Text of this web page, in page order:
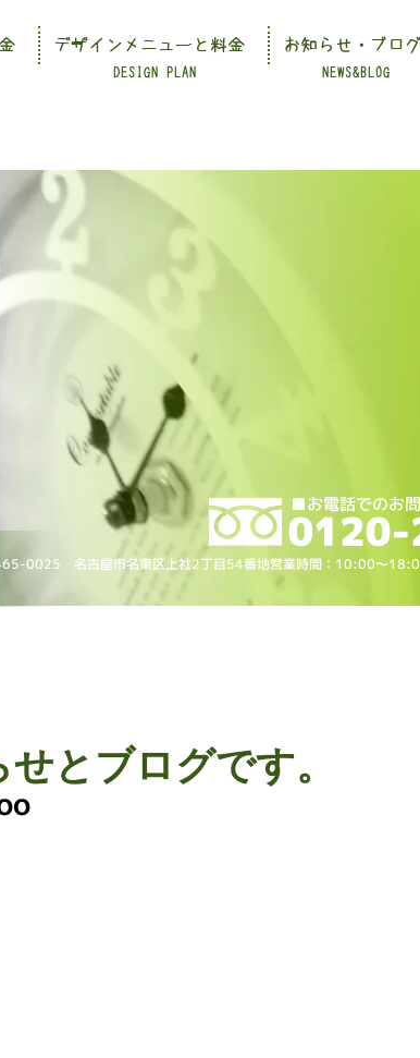
DESIGN PLAN NEWS&BLOG
デザインメニューと料金 お知らせ・ブログ
0025 名古屋市名東区上社2丁目54番地営業時間：10:00～18
とブログです。